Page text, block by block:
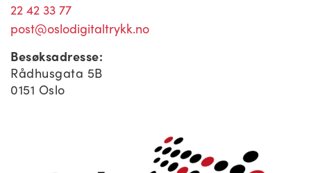
22 42 33 77
post@oslodigitaltrykk.no
Besøksadresse:
Rådhusgata 5B
0151 Oslo